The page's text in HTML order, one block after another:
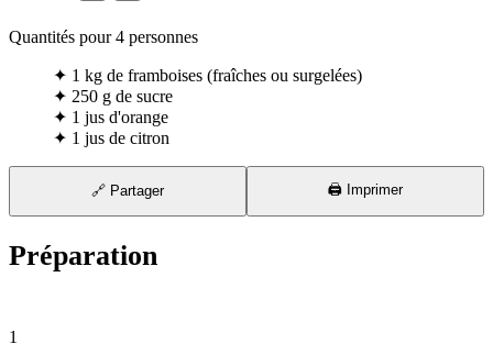
Quantités pour4 personnes
✦ 1 kg de framboises (fraîches ou surgelées)
✦ 250 g de sucre
✦ 1 jus d'orange
✦ 1 jus de citron
🔗 Partager 🖨️ Imprimer
Préparation
1